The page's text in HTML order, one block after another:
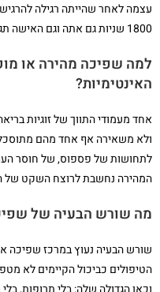
עצמה לאחר שהייתה רגילה
1800 שניות גם אתה וגם האישה תגלה את הפוטנציאל המיני הטמון בכם.
למה שפיכה מהירה או
האינטימיות?
אחד מעמודי התווך של זוגיות
ולא משאירה אף אחד מהם
לתחושות של פספוס, של חוסר
המהירה נחשבת לרוצח השקט של
מה שורש הבעיה של
שורש הבעיה נעוץ במרכז